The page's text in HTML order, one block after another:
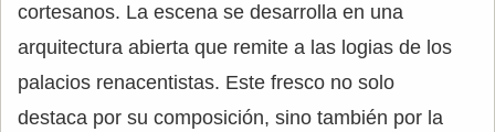
cortesanos. La escena se desarrolla en una
arquitectura abierta que remite a las logias de los
palacios renacentistas. Este fresco no solo
destaca por su composición, sino también por la